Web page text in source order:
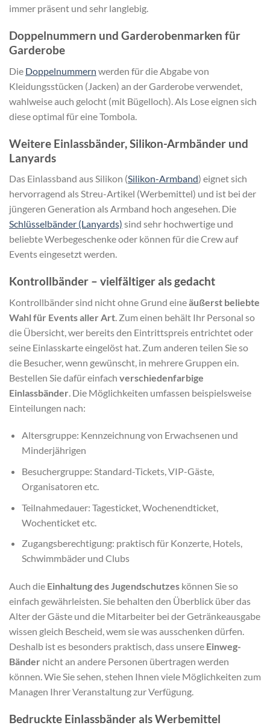
immer präsent und sehr langlebig.
Doppelnummern und Garderobenmarken für
Garderobe
Die Doppelnummern werden für die Abgabe von
Kleidungsstücken (Jacken) an der Garderobe verwendet,
wahlweise auch gelocht (mit Bügelloch). Als Lose eignen sich
diese optimal für eine Tombola.
Weitere Einlassbänder, Silikon-Armbänder und
Lanyards
Das Einlassband aus Silikon (Silikon-Armband) eignet sich
hervorragend als Streu-Artikel (Werbemittel) und ist bei der
jüngeren Generation als Armband hoch angesehen. Die
Schlüsselbänder (Lanyards) sind sehr hochwertige und
beliebte Werbegeschenke oder können für die Crew auf
Events eingesetzt werden.
Kontrollbänder – vielfältiger als gedacht
Kontrollbänder sind nicht ohne Grund eineäußerst beliebte
Wahl für Events aller Art . Zum einen behält Ihr Personal so
die Übersicht, wer bereits den Eintrittspreis entrichtet oder
seine Einlasskarte eingelöst hat. Zum anderen teilen Sie so
die Besucher, wenn gewünscht, in mehrere Gruppen ein.
Bestellen Sie dafür einfach verschiedenfarbige
Einlassbänder . Die Möglichkeiten umfassen beispielsweise
Einteilungen nach:
Altersgruppe: Kennzeichnung von Erwachsenen und
Minderjährigen
Besuchergruppe: Standard-Tickets, VIP-Gäste,
Organisatoren etc.
Teilnahmedauer: Tagesticket, Wochenendticket,
Wochenticket etc.
Zugangsberechtigung: praktisch für Konzerte, Hotels,
Schwimmbäder und Clubs
Auch die Einhaltung des Jugendschutzes können Sie so
einfach gewährleisten. Sie behalten den Überblick über das
Alter der Gäste und die Mitarbeiter bei der Getränkeausgabe
wissen gleich Bescheid, wem sie was ausschenken dürfen.
Deshalb ist es besonders praktisch, dass unsere Einweg-
Bänder nicht an andere Personen übertragen werden
können. Wie Sie sehen, stehen Ihnen viele Möglichkeiten zum
Managen Ihrer Veranstaltung zur Verfügung.
Bedruckte Einlassbänder als Werbemittel